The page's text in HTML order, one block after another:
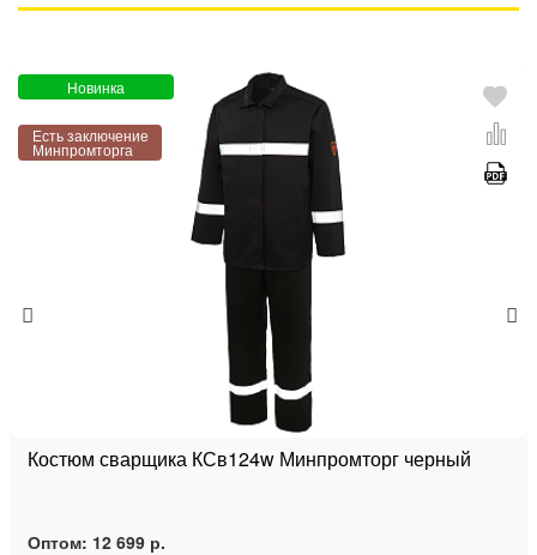
Новинка
Есть заключение
Минпромторга
Костюм сварщика КСв124w Минпромторг черный
Оптом: 12 699 р.